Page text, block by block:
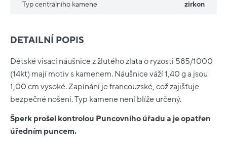
DETAILNÍ POPIS
Dětské visací náušnice z žlutého zlata o ryzosti 585/1000
(14kt) mají motiv s kamenem. Náušnice váží 1,40 g a jsou
1,00 cm vysoké. Zapínání je francouzské, což zajišťuje
bezpečné nošení. Typ kamene není blíže určený.
Šperk prošel kontrolou Puncovního úřadu a je opatřen
úředním puncem.
Typ centrálního kamene zirkon